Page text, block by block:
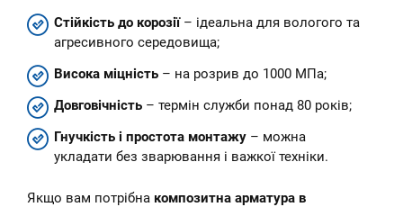
Стійкість до корозії– ідеальна для вологого та
агресивного середовища;
Висока міцність – на розрив до 1000 МПа;
Довговічність – термін служби понад 80 років;
Гнучкість і простота монтажу – можна
укладати без зварювання і важкої техніки.
Якщо вам потрібна композитна арматура в